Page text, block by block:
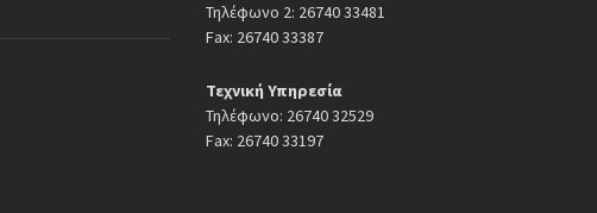
Τηλέφωνο 2: 26740 33481
Fax: 26740 33387
Τεχνική Υπηρεσία
Τηλέφωνο: 26740 32529
Fax: 26740 33197